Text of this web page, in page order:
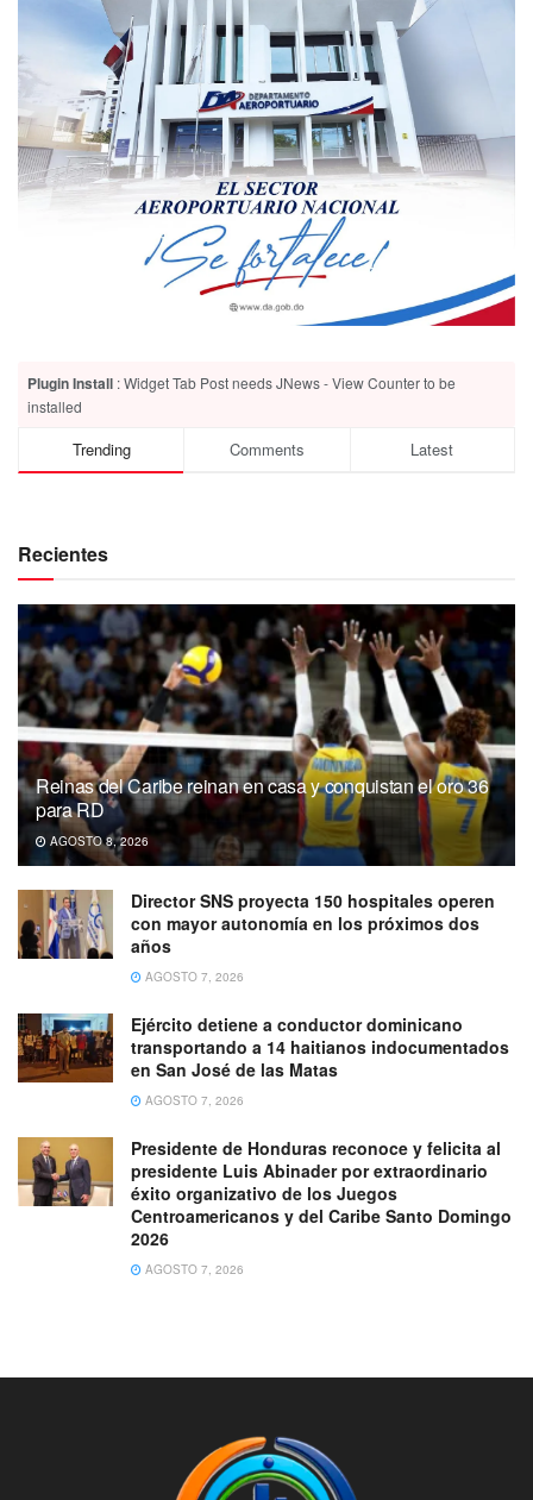
Plugin Install : Widget Tab Post needs JNews - View Counter to be
installed
Trending Comments Latest
Recientes
Reinas del Caribe reinan en casa y conquistan el oro 36
para RD
AGOSTO 8, 2026
Director SNS proyecta 150 hospitales operen
con mayor autonomía en los próximos dos
años
AGOSTO 7, 2026
Ejército detiene a conductor dominicano
transportando a 14 haitianos indocumentados
en San José de las Matas
AGOSTO 7, 2026
Presidente de Honduras reconoce y felicita al
presidente Luis Abinader por extraordinario
éxito organizativo de los Juegos
Centroamericanos y del Caribe Santo Domingo
2026
AGOSTO 7, 2026